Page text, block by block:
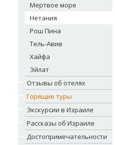
Мертвое море
Нетания
Рош Пина
Тель-Авив
Хайфа
Эйлат
Отзывы об отелях
Горящие туры
Экскурсии в Израиле
Рассказы об Израиле
Достопримечательности